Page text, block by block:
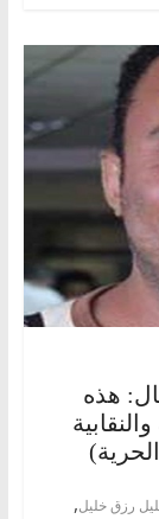
هذه
رزق خليل,